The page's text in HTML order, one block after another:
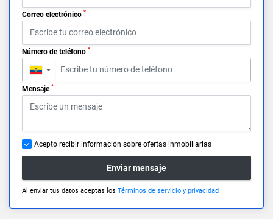
Correo electrónico *
Número de teléfono *
▼
Mensaje *
Acepto recibir información sobre ofertas inmobiliarias
Enviar mensaje
Al enviar tus datos aceptas los Términos de servicio y privacidad